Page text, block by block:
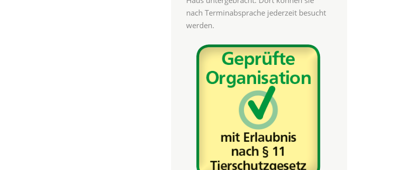
nach Terminabsprache jederzeit besucht
werden.